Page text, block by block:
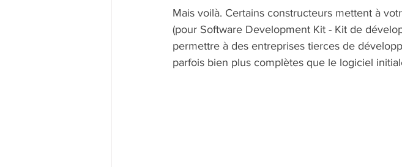
Mais voilà. Certains constructeurs mettent à
(pour Software Development Kit - Kit de
permettre à des entreprises tierces de
parfois bien plus complètes que le logiciel